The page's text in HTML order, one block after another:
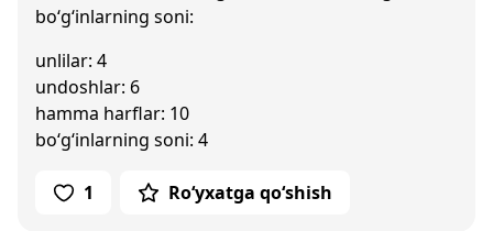
bo‘g‘inlarning soni:
unlilar: 4
undoshlar: 6
hamma harflar: 10
bo‘g‘inlarning soni: 4
1 Ro‘yxatga qo‘shish